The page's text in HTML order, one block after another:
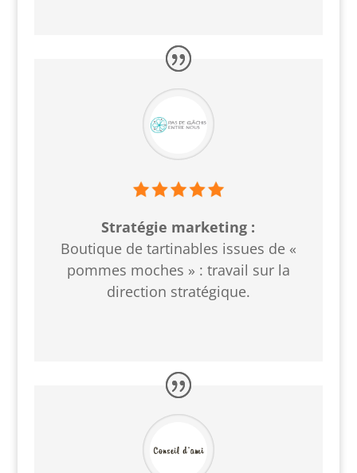
Stratégie marketing :
Boutique de tartinables issues de «
pommes moches » : travail sur la
direction stratégique.